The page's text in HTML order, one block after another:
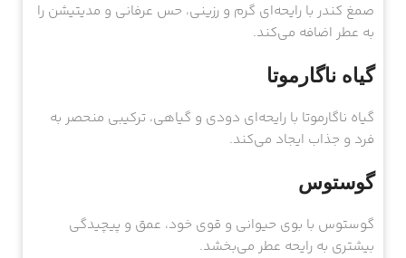
صمغ کندر با رایحه‌ای گرم و رزینی، حس عرفانی و مدیتیشن را
به عطر اضافه می‌کند.
گیاه ناگارموتا
گیاه ناگارموتا با رایحه‌ای دودی و گیاهی، ترکیبی منحصر به
فرد و جذاب ایجاد می‌کند.
گوستوس
گوستوس با بوی حیوانی و قوی خود، عمق و پیچیدگی
بیشتری به رایحه عطر می‌بخشد.